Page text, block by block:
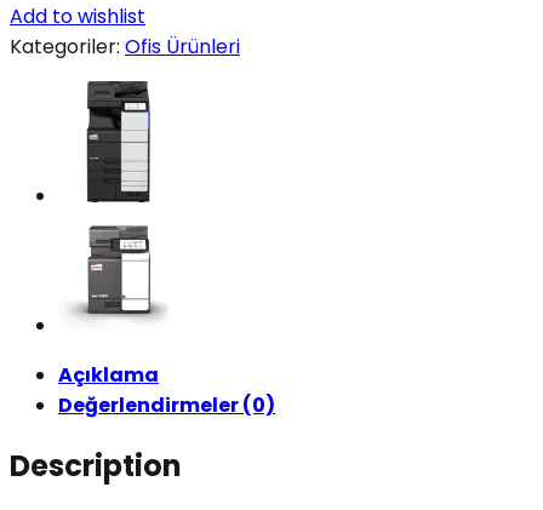
Add to wishlist
Kategoriler: Ofis Ürünleri
Açıklama
Değerlendirmeler (0)
Description